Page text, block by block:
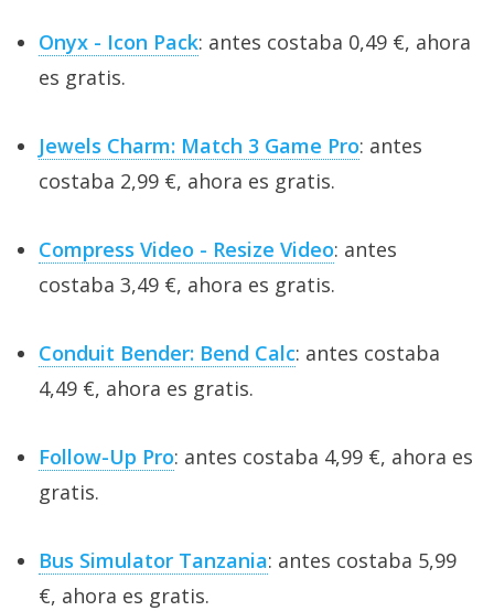
Onyx - Icon Pack: antes costaba 0,49 €, ahora
es gratis.
Jewels Charm: Match 3 Game Pro: antes
costaba 2,99 €, ahora es gratis.
Compress Video - Resize Video: antes
costaba 3,49 €, ahora es gratis.
Conduit Bender: Bend Calc: antes costaba
4,49 €, ahora es gratis.
Follow-Up Pro: antes costaba 4,99 €, ahora es
gratis.
Bus Simulator Tanzania: antes costaba 5,99
€, ahora es gratis.